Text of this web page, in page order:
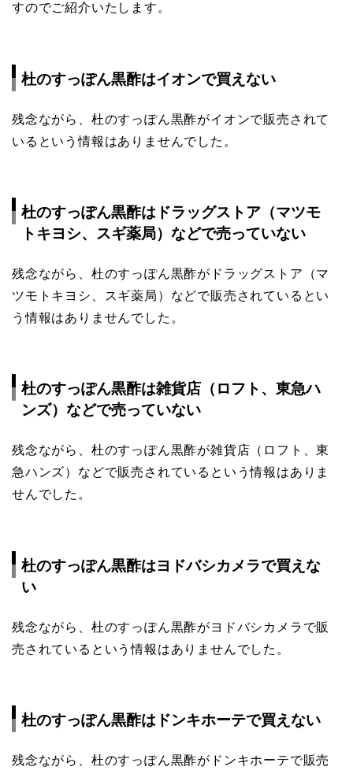
すのでご紹介いたします。
杜のすっぽん黒酢はイオンで買えない
残念ながら、杜のすっぽん黒酢がイオンで販売されて
いるという情報はありませんでした。
杜のすっぽん黒酢はドラッグストア（マツモ
トキヨシ、スギ薬局）などで売っていない
残念ながら、杜のすっぽん黒酢がドラッグストア（マ
ツモトキヨシ、スギ薬局）などで販売されているとい
う情報はありませんでした。
杜のすっぽん黒酢は雑貨店（ロフト、東急ハ
ンズ）などで売っていない
残念ながら、杜のすっぽん黒酢が雑貨店（ロフト、東
急ハンズ）などで販売されているという情報はありま
せんでした。
杜のすっぽん黒酢はヨドバシカメラで買えな
い
残念ながら、杜のすっぽん黒酢がヨドバシカメラで販
売されているという情報はありませんでした。
杜のすっぽん黒酢はドンキホーテで買えない
残念ながら、杜のすっぽん黒酢がドンキホーテで販売